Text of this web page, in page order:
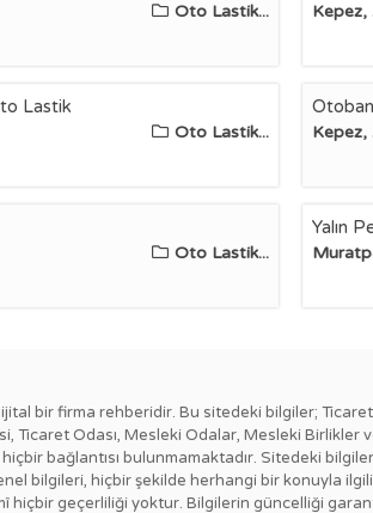
Oto Lastik... Kepez,
Lastik
Oto Lastik... Kepez,
Oto Lastik...
Yalın
bir firma rehberidir. Bu sitedeki bilgiler; Ticaret
Ticaret Odası, Mesleki Odalar, Mesleki
bağlantısı bulunmamaktadır. Sitedeki
bilgileri, hiçbir şekilde herhangi bir konuyla
hiçbir geçerliliği yoktur. Bilgilerin güncelliği garanti